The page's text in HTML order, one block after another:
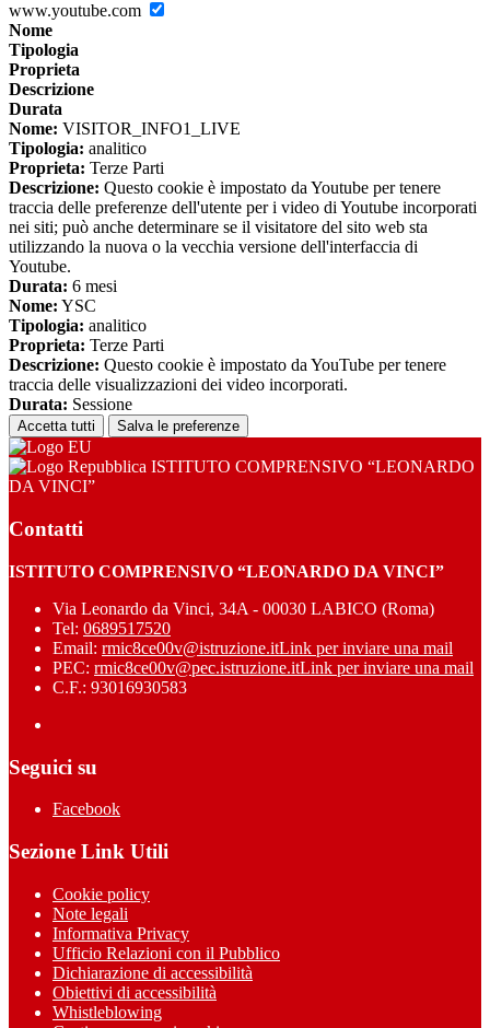
www.youtube.com
Nome
Tipologia
Proprieta
Descrizione
Durata
Nome: VISITOR_INFO1_LIVE
Tipologia: analitico
Proprieta: Terze Parti
Descrizione: Questo cookie è impostato da Youtube per tenere
traccia delle preferenze dell'utente per i video di Youtube incorporati
nei siti; può anche determinare se il visitatore del sito web sta
utilizzando la nuova o la vecchia versione dell'interfaccia di
Youtube.
Durata: 6 mesi
Nome: YSC
Tipologia: analitico
Proprieta: Terze Parti
Descrizione: Questo cookie è impostato da YouTube per tenere
traccia delle visualizzazioni dei video incorporati.
Durata: Sessione
Accetta tutti Salva le preferenze
ISTITUTO COMPRENSIVO “LEONARDO
DA VINCI”
Contatti
ISTITUTO COMPRENSIVO “LEONARDO DA VINCI”
Via Leonardo da Vinci, 34A - 00030 LABICO (Roma)
Tel: 0689517520
Email: rmic8ce00v@istruzione.itLink per inviare una mail
PEC: rmic8ce00v@pec.istruzione.itLink per inviare una mail
C.F.: 93016930583
Seguici su
Facebook
Sezione Link Utili
Cookie policy
Note legali
Informativa Privacy
Ufficio Relazioni con il Pubblico
Dichiarazione di accessibilità
Obiettivi di accessibilità
Whistleblowing